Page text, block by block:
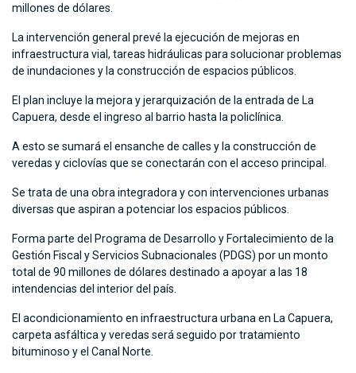
millones de dólares.
La intervención general prevé la ejecución de mejoras en
infraestructura vial, tareas hidráulicas para solucionar problemas
de inundaciones y la construcción de espacios públicos.
El plan incluye la mejora y jerarquización de la entrada de La
Capuera, desde el ingreso al barrio hasta la policlínica.
A esto se sumará el ensanche de calles y la construcción de
veredas y ciclovías que se conectarán con el acceso principal.
Se trata de una obra integradora y con intervenciones urbanas
diversas que aspiran a potenciar los espacios públicos.
Forma parte del Programa de Desarrollo y Fortalecimiento de la
Gestión Fiscal y Servicios Subnacionales (PDGS) por un monto
total de 90 millones de dólares destinado a apoyar a las 18
intendencias del interior del país.
El acondicionamiento en infraestructura urbana en La Capuera,
carpeta asfáltica y veredas será seguido por tratamiento
bituminoso y el Canal Norte.